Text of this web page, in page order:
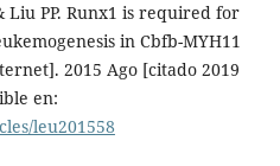
Liu PP. Runx1 is required for
in Cbfb-MYH11
2015 Ago [citado 2019
en:
leu201558